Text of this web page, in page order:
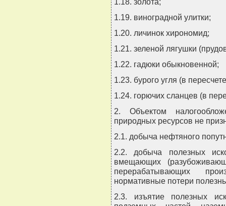
1.19. виноградной улитки;
1.20. личинок хирономид;
1.21. зеленой лягушки
1.22. гадюки обыкновенной;
1.23. бурого угля (в
1.24. горючих сланцев (в
2. Объектом
природных ресурсов не
2.1. добыча нефтяного
2.2. добыча полезных
вмещающих
перерабатывающих
нормативные потери
2.3. изъятие полезных